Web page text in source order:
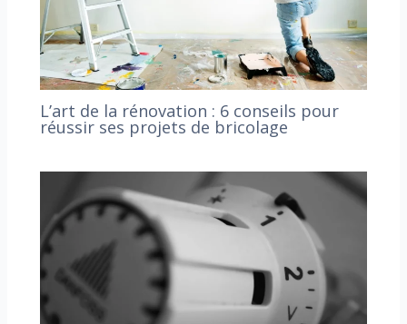
L’art de la rénovation : 6 conseils pour
réussir ses projets de bricolage